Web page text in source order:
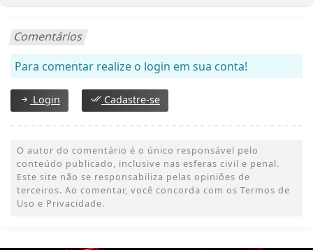
Comentários
Para comentar realize o login em sua conta!
Login Cadastre-se
O autor do comentário é o único responsável pelo
conteúdo publicado, inclusive nas esferas civil e penal.
Este site não se responsabiliza pelas opiniões de
terceiros. Ao comentar, você concorda com os Termos de
Uso e Privacidade.